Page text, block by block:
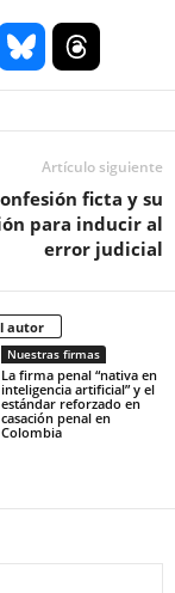
Artículo siguiente
ficta y su
para inducir al
error judicial
autor
Nuestras firmas
La firma penal “nativa en
inteligencia artificial” y el
estándar reforzado en
casación penal en
Colombia